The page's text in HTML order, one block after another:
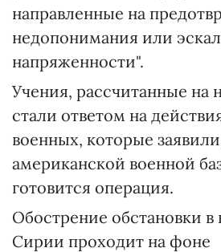
направленные на
недопонимания или
напряженности".
Учения, рассчитанные на
стали ответом на
военных, которые
американской военной
готовится операция.
Обострение обстановки в
Сирии проходит на фоне